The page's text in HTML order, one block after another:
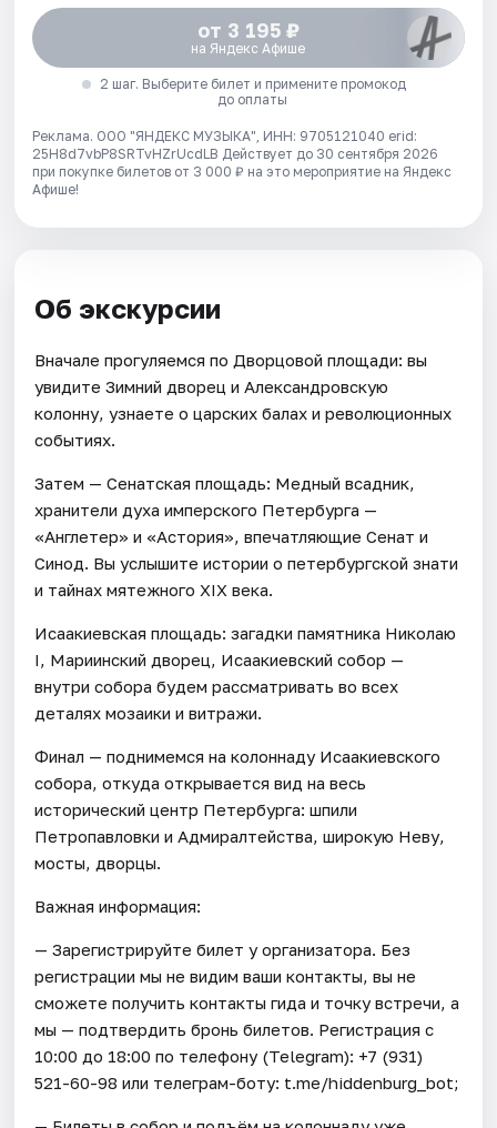
от 3 195 ₽
на Яндекс Афише
2 шаг. Выберите билет и примените промокод
до оплаты
Реклама. ООО "ЯНДЕКС МУЗЫКА", ИНН: 9705121040 erid:
25H8d7vbP8SRTvHZrUcdLB Действует до 30 сентября 2026
при покупке билетов от 3 000 ₽ на это мероприятие на Яндекс
Афише!
Об экскурсии
Вначале прогуляемся по Дворцовой площади: вы
увидите Зимний дворец и Александровскую
колонну, узнаете о царских балах и революционных
событиях.
Затем — Сенатская площадь: Медный всадник,
хранители духа имперского Петербурга —
«Англетер» и «Астория», впечатляющие Сенат и
Синод. Вы услышите истории о петербургской знати
и тайнах мятежного XIX века.
Исаакиевская площадь: загадки памятника Николаю
I, Мариинский дворец, Исаакиевский собор —
внутри собора будем рассматривать во всех
деталях мозаики и витражи.
Финал — поднимемся на колоннаду Исаакиевского
собора, откуда открывается вид на весь
исторический центр Петербурга: шпили
Петропавловки и Адмиралтейства, широкую Неву,
мосты, дворцы.
Важная информация:
— Зарегистрируйте билет у организатора. Без
регистрации мы не видим ваши контакты, вы не
сможете получить контакты гида и точку встречи, а
мы — подтвердить бронь билетов. Регистрация с
10:00 до 18:00 по телефону (Telegram): +7 (931)
521-60-98 или телеграм-боту: t.me/hiddenburg_bot;